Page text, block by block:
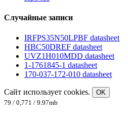
Случайные записи
IRFPS35N50LPBF datasheet
HBC50DREF datasheet
UVZ1H010MDD datasheet
1-1761845-1 datasheet
170-037-172-010 datasheet
Сайт использует cookies.
OK
79 / 0,771 / 9.97mb